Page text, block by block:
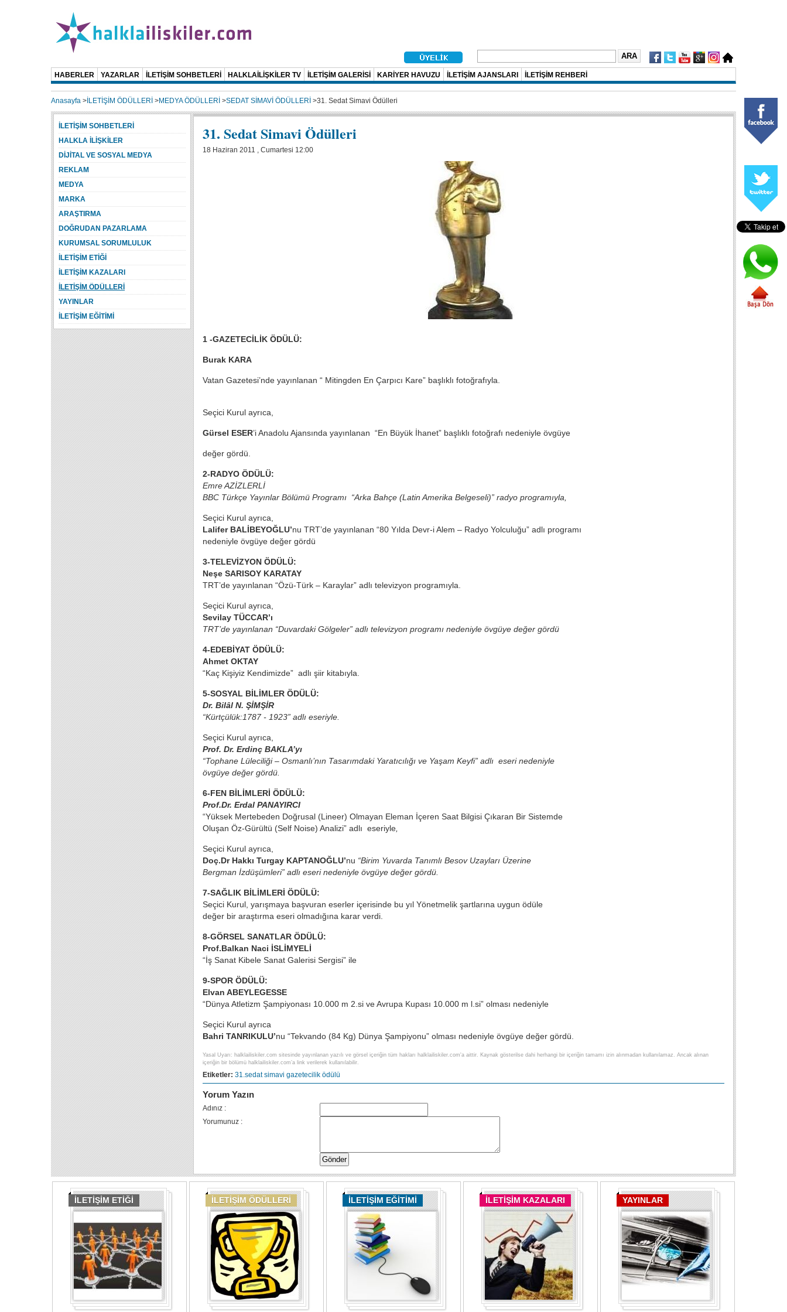
HABERLER YAZARLAR İLETİŞİM SOHBETLERİ HALKLAİLİŞKİLER TV İLETİŞİM GALERİSİ KARİYER HAVUZU İLETİŞİM AJANSLARI İLETİŞİM REHBERİ
Anasayfa > İLETİŞİM ÖDÜLLERİ >MEDYA ÖDÜLLERİ >SEDAT SİMAVİ ÖDÜLLERİ >31. Sedat Simavi Ödülleri
31. Sedat Simavi Ödülleri
18 Haziran 2011 , Cumartesi 12:00
1 -GAZETECİLİK ÖDÜLÜ:
Burak KARA
Vatan Gazetesi’nde yayınlanan “ Mitingden En Çarpıcı Kare” başlıklı fotoğrafıyla.
Seçici Kurul ayrıca,
Gürsel ESER’i Anadolu Ajansında yayınlanan “En Büyük İhanet” başlıklı fotoğrafı nedeniyle övgüye
değer gördü.
2-RADYO ÖDÜLÜ:
Emre AZİZLERLİ
BBC Türkçe Yayınlar Bölümü Programı “Arka Bahçe (Latin Amerika Belgeseli)” radyo programıyla,
Seçici Kurul ayrıca,
Lalifer BALİBEYOĞLU’nu TRT’de yayınlanan “80 Yılda Devr-i Alem – Radyo Yolculuğu” adlı programı
nedeniyle övgüye değer gördü
3-TELEVİZYON ÖDÜLÜ:
Neşe SARISOY KARATAY
TRT’de yayınlanan “Özü-Türk – Karaylar” adlı televizyon programıyla.
Seçici Kurul ayrıca,
Sevilay TÜCCAR’ı
TRT’de yayınlanan “Duvardaki Gölgeler” adlı televizyon programı nedeniyle övgüye değer gördü
4-EDEBİYAT ÖDÜLÜ:
Ahmet OKTAY
“Kaç Kişiyiz Kendimizde” adlı şiir kitabıyla.
5-SOSYAL BİLİMLER ÖDÜLÜ:
Dr. Bilâl N. ŞİMŞİR
“Kürtçülük:1787 - 1923” adlı eseriyle.
Seçici Kurul ayrıca,
Prof. Dr. Erdinç BAKLA’yı
“Tophane Lüleciliği – Osmanlı’nın Tasarımdaki Yaratıcılığı ve Yaşam Keyfi” adlı eseri nedeniyle
övgüye değer gördü.
6-FEN BİLİMLERİ ÖDÜLÜ:
Prof.Dr. Erdal PANAYIRCI
“Yüksek Mertebeden Doğrusal (Lineer) Olmayan Eleman İçeren Saat Bilgisi Çıkaran Bir Sistemde
Oluşan Öz-Gürültü (Self Noise) Analizi” adlı eseriyle,
Seçici Kurul ayrıca,
Doç.Dr Hakkı Turgay KAPTANOĞLU’nu “Birim Yuvarda Tanımlı Besov Uzayları Üzerine
Bergman İzdüşümleri” adlı eseri nedeniyle övgüye değer gördü.
7-SAĞLIK BİLİMLERİ ÖDÜLÜ:
Seçici Kurul, yarışmaya başvuran eserler içerisinde bu yıl Yönetmelik şartlarına uygun ödüle
değer bir araştırma eseri olmadığına karar verdi.
8-GÖRSEL SANATLAR ÖDÜLÜ:
Prof.Balkan Naci İSLİMYELİ
“İş Sanat Kibele Sanat Galerisi Sergisi” ile
9-SPOR ÖDÜLÜ:
Elvan ABEYLEGESSE
“Dünya Atletizm Şampiyonası 10.000 m 2.si ve Avrupa Kupası 10.000 m l.si” olması nedeniyle
Seçici Kurul ayrıca
Bahri TANRIKULU’nu “Tekvando (84 Kg) Dünya Şampiyonu” olması nedeniyle övgüye değer gördü.
Yasal Uyarı: halklailiskiler.com sitesinde yayınlanan yazılı ve görsel içeriğin tüm hakları halklailiskiler.com'a aittir. Kaynak gösterilse dahi herhangi bir içeriğin tamamı izin alınmadan kullanılamaz. Ancak alınan
içeriğin bir bölümü halklailiskiler.com’a link verilerek kullanılabilir.
Etiketler: 31.sedat simavi gazetecilik ödülü
Yorum Yazın
Adınız :
Yorumunuz :
İLETİŞİM SOHBETLERİ
HALKLA İLİŞKİLER
DİJİTAL VE SOSYAL MEDYA
REKLAM
MEDYA
MARKA
ARAŞTIRMA
DOĞRUDAN PAZARLAMA
KURUMSAL SORUMLULUK
İLETİŞİM ETİĞİ
İLETİŞİM KAZALARI
İLETİŞİM ÖDÜLLERİ
YAYINLAR
İLETİŞİM EĞİTİMİ
İLETİŞİM ETİĞİ İLETİŞİM ÖDÜLLERİ İLETİŞİM EĞİTİMİ İLETİŞİM KAZALARI YAYINLAR